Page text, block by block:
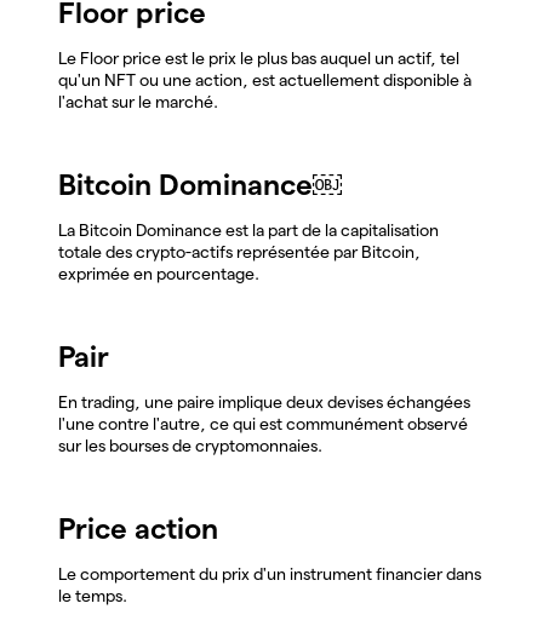
Floor price
Le Floor price est le prix le plus bas auquel un actif, tel
qu'un NFT ou une action, est actuellement disponible à
l'achat sur le marché.
Bitcoin Dominance￼
La Bitcoin Dominance est la part de la capitalisation
totale des crypto-actifs représentée par Bitcoin,
exprimée en pourcentage.
Pair
En trading, une paire implique deux devises échangées
l'une contre l'autre, ce qui est communément observé
sur les bourses de cryptomonnaies.
Price action
Le comportement du prix d'un instrument financier dans
le temps.